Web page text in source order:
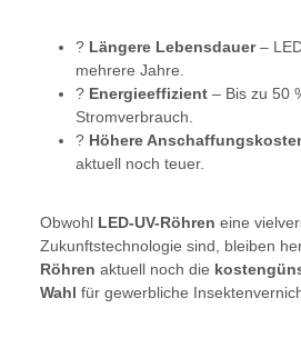
? Längere Lebensdauer–
mehrere Jahre.
? Energieeffizient – Bis zu 50
Stromverbrauch.
? Höhere
aktuell noch teuer.
Obwohl LED-UV-Röhren eine
Zukunftstechnologie sind, bleiben
Röhren aktuell noch die
Wahl für gewerbliche